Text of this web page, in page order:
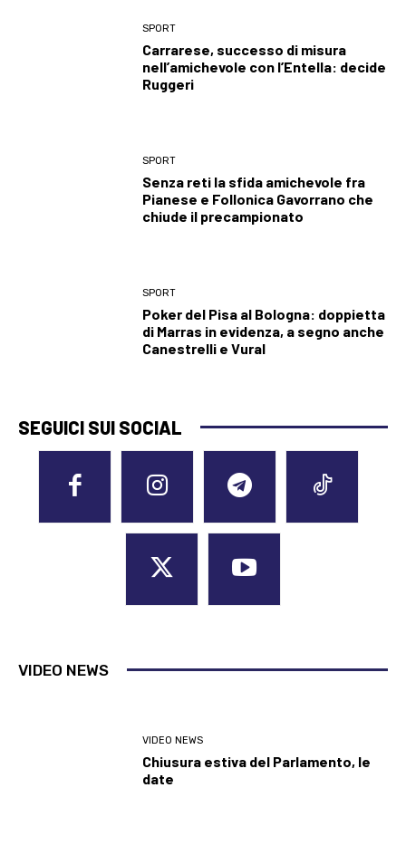
SPORT
Carrarese, successo di misura
nell’amichevole con l’Entella: decide
Ruggeri
SPORT
Senza reti la sfida amichevole fra
Pianese e Follonica Gavorrano che
chiude il precampionato
SPORT
Poker del Pisa al Bologna: doppietta
di Marras in evidenza, a segno anche
Canestrelli e Vural
SEGUICI SUI SOCIAL
VIDEO NEWS
VIDEO NEWS
Chiusura estiva del Parlamento, le
date